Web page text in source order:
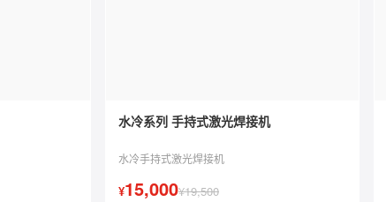
水冷系列 手持式激光焊接机
水冷手持式激光焊接机
¥15,000¥19,500